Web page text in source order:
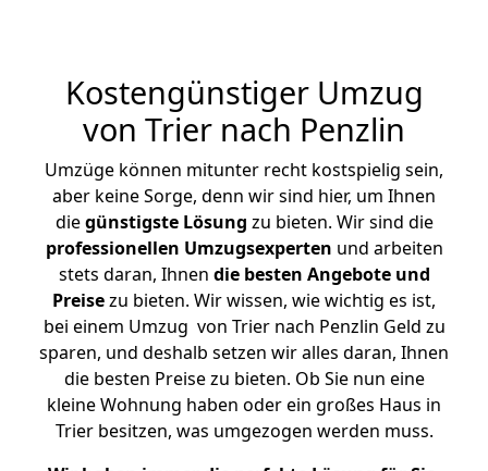
Kostengünstiger Umzug
von Trier nach Penzlin
Umzüge können mitunter recht kostspielig sein,
aber keine Sorge, denn wir sind hier, um Ihnen
diegünstigste Lösung zu bieten. Wir sind die
professionellen Umzugsexperten und arbeiten
stets daran, Ihnen die besten Angebote und
Preisezu bieten. Wir wissen, wie wichtig es ist,
bei einem Umzug von Trier nach Penzlin Geld zu
sparen, und deshalb setzen wir alles daran, Ihnen
die besten Preise zu bieten. Ob Sie nun eine
kleine Wohnung haben oder ein großes Haus in
Trier besitzen, was umgezogen werden muss.